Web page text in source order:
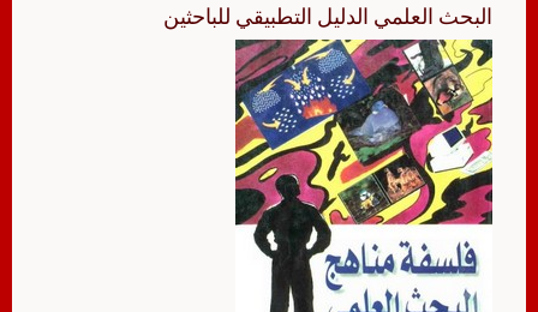
البحث العلمي الدليل التطبيقي للباحثين